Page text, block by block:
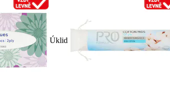
Úklid